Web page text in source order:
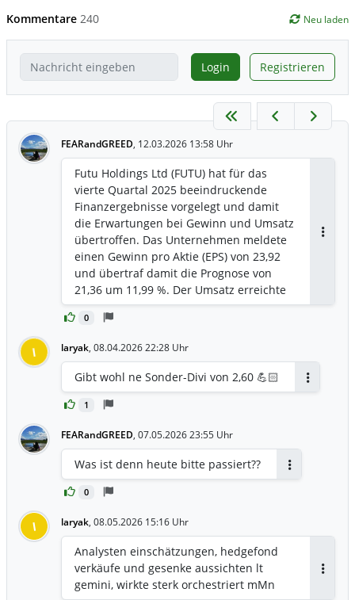
Kommentare 240 Neu laden
Login Registrieren
FEARandGREED, 12.03.2026 13:58 Uhr
0
Futu Holdings Ltd (FUTU) hat für das
vierte Quartal 2025 beeindruckende
Finanzergebnisse vorgelegt und damit
die Erwartungen bei Gewinn und Umsatz
übertroffen. Das Unternehmen meldete
einen Gewinn pro Aktie (EPS) von 23,92
und übertraf damit die Prognose von
21,36 um 11,99 %. Der Umsatz erreichte
6,44 Milliarden HKD und lag damit 8,05
% über den Erwartungen von 5,96
Ergebnisse verzeichnete die Aktie im
vorbörslichen Handel einen leichten
Rückgang von 0,75 %, was
möglicherweise auf die allgemeine
l laryak, 08.04.2026 22:28 Uhr
1
Gibt wohl ne Sonder-Divi von 2,60 💪🏻
FEARandGREED, 07.05.2026 23:55 Uhr
0
Was ist denn heute bitte passiert??
l laryak, 08.05.2026 15:16 Uhr
Analysten einschätzungen, hedgefond
verkäufe und gesenke aussichten lt
gemini, wirkte sterk orchestriert mMn